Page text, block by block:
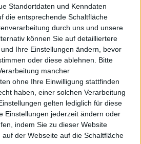
Standortdaten und Kenndaten
die entsprechende Schaltfläche
durch uns und unsere
können Sie auf detailliertere
Ihre Einstellungen ändern, bevor
oder diese ablehnen.
Bitte
mancher
ohne Ihre Einwilligung stattfinden
haben, einer solchen Verarbeitung
gelten lediglich für diese
Einstellungen jederzeit ändern oder
indem Sie zu dieser Website
der Webseite auf die Schaltfläche
Tengrinews.kzblickte
Stolz auf ihre wechselhafte
war die
als zuvor. Außerdem gab es
Man musste sich auch an
verstehen. Es gab
räumte Rybakina ein.
wir, nachdem wir